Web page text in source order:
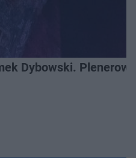
Dybowski.